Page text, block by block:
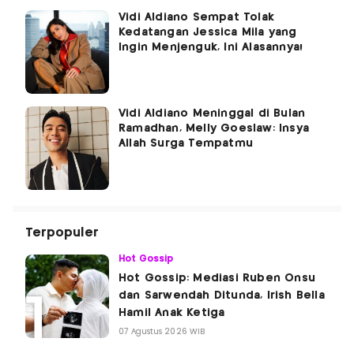
Vidi Aldiano Sempat Tolak
Kedatangan Jessica Mila yang
Ingin Menjenguk, Ini Alasannya!
Vidi Aldiano Meninggal di Bulan
Ramadhan, Melly Goeslaw: Insya
Allah Surga Tempatmu
Terpopuler
Hot Gossip
Hot Gossip: Mediasi Ruben Onsu
dan Sarwendah Ditunda, Irish Bella
Hamil Anak Ketiga
07 Agustus 2026 WIB